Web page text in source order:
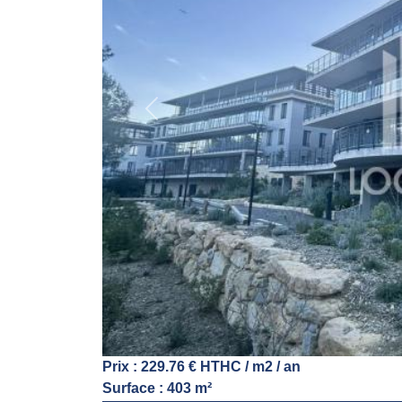
Previous
Prix : 229.76 € HTHC / m2 / an
Surface : 403 m²